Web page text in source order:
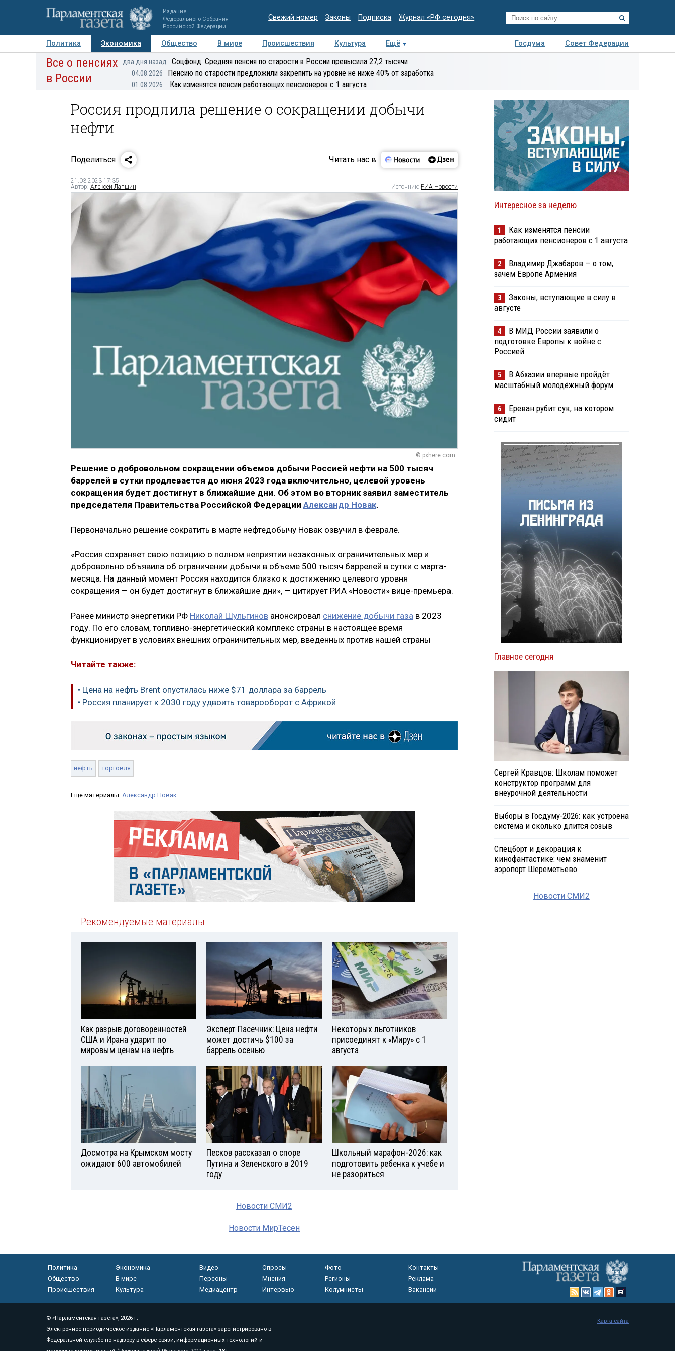
Издание
Федерального Собрания
Российской Федерации
Свежий номер Законы Подписка Журнал «РФ сегодня»
Политика Экономика Общество В мире Происшествия Культура Ещё Госдума
Совет Федерации
Авторы Персоны Мнения Регионы Медиацентр Интервью Колумнисты
Все о пенсиях
в России
два дня назад Соцфонд: Средняя пенсия по старости в России превысила 27,2 тысячи
04.08.2026 Пенсию по старости предложили закрепить на уровне не ниже 40% от заработка
01.08.2026 Как изменятся пенсии работающих пенсионеров с 1 августа
Россия продлила решение о сокращении добычи
нефти
Поделиться Читать нас в
21.03.2023 17:35
Автор: Алексей Лапшин Источник: РИА Новости
© pxhere.com
Решение о добровольном сокращении объемов добычи Россией нефти на 500 тысяч
баррелей в сутки продлевается до июня 2023 года включительно, целевой уровень
сокращения будет достигнут в ближайшие дни. Об этом во вторник заявил заместитель
председателя Правительства Российской Федерации Александр Новак.
Первоначально решение сократить в марте нефтедобычу Новак озвучил в феврале.
«Россия сохраняет свою позицию о полном неприятии незаконных ограничительных мер и
добровольно объявила об ограничении добычи в объеме 500 тысяч баррелей в сутки с марта-
месяца. На данный момент Россия находится близко к достижению целевого уровня
сокращения — он будет достигнут в ближайшие дни», — цитирует РИА «Новости» вице-премьера.
Ранее министр энергетики РФ Николай Шульгинов анонсировал снижение добычи газа в 2023
году. По его словам, топливно-энергетический комплекс страны в настоящее время
функционирует в условиях внешних ограничительных мер, введенных против нашей страны
Читайте также:
• Цена на нефть Brent опустилась ниже $71 доллара за баррель
• Россия планирует к 2030 году удвоить товарооборот с Африкой
нефть торговля
Ещё материалы: Александр Новак
Рекомендуемые материалы
Как разрыв договоренностей
США и Ирана ударит по
мировым ценам на нефть
Эксперт Пасечник: Цена нефти
может достичь $100 за
баррель осенью
Некоторых льготников
присоединят к «Миру» с 1
августа
Досмотра на Крымском мосту
ожидают 600 автомобилей
Песков рассказал о споре
Путина и Зеленского в 2019
году
Школьный марафон-2026: как
подготовить ребенка к учебе и
не разориться
Новости СМИ2
Новости МирТесен
Интересное за неделю
1
Как изменятся пенсии
работающих пенсионеров с 1 августа
2
Владимир Джабаров — о том,
зачем Европе Армения
3
Законы, вступающие в силу в
августе
4
В МИД России заявили о
подготовке Европы к войне с
Россией
5
В Абхазии впервые пройдёт
масштабный молодёжный форум
6
Ереван рубит сук, на котором
сидит
Главное сегодня
Сергей Кравцов: Школам поможет
конструктор программ для
внеурочной деятельности
Выборы в Госдуму-2026: как устроена
система и сколько длится созыв
Спецборт и декорация к
кинофантастике: чем знаменит
аэропорт Шереметьево
Новости СМИ2
Политика
Экономика
Общество
В мире
Происшествия
Культура
Видео Опросы
Фото
Персоны
Мнения
Регионы
Медиацентр
Интервью Колумнисты
Контакты
Реклама
Вакансии
© «Парламентская газета», 2026 г.
Электронное периодическое издание «Парламентская газета» зарегистрировано в
Федеральной службе по надзору в сфере связи, информационных технологий и
Карта сайта